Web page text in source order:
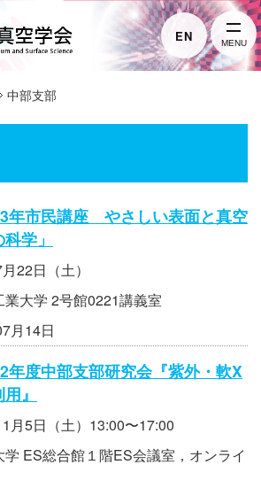
EN MENU
中部支部
年市民講座 やさしい表面と真空
学」
22日（土）
業大学 2号館0221講義室
月14日
年度中部支部研究会『紫外・軟X
』
月5日（土）13:00〜17:00
学 ES総合館１階ES会議室，オンライ